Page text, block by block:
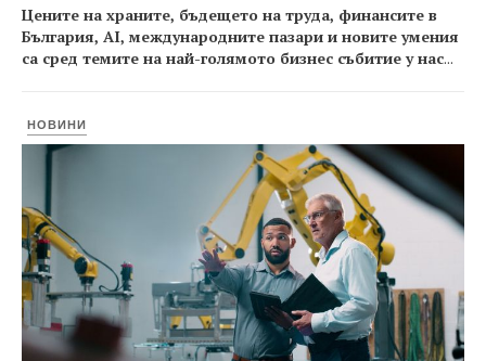
Цените на храните, бъдещето на труда, финансите в
България, AI, международните пазари и новите умения
са сред темите на най-голямото бизнес събитие у нас...
НОВИНИ